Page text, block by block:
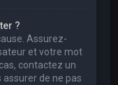
?
Assurez-
et votre mot
contactez un
de ne pas